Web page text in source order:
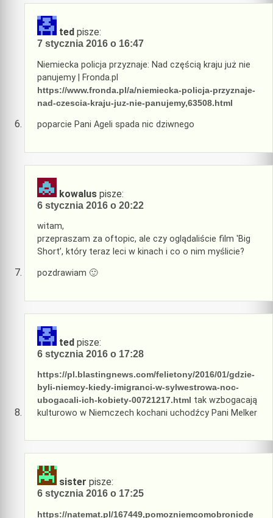
ted pisze:
7 stycznia 2016 o 16:47
Niemiecka policja przyznaje: Nad częścią kraju już nie
panujemy | Fronda.pl
https://www.fronda.pl/a/niemiecka-policja-przyznaje-
nad-czescia-kraju-juz-nie-panujemy,63508.html
poparcie Pani Ageli spada nic dziwnego
kowalus pisze:
6 stycznia 2016 o 20:22
witam,
przepraszam za oftopic, ale czy oglądaliście film 'Big
Short’, który teraz leci w kinach i co o nim myślicie?
pozdrawiam 🙂
ted pisze:
6 stycznia 2016 o 17:28
https://pl.blastingnews.com/felietony/2016/01/gdzie-
byli-niemcy-kiedy-imigranci-w-sylwestrowa-noc-
ubogacali-ich-kobiety-00721217.html tak wzbogacają
kulturowo w Niemczech kochani uchodźcy Pani Melker
sister pisze:
6 stycznia 2016 o 17:25
https://natemat.pl/167449,pomozniemcomobronicde